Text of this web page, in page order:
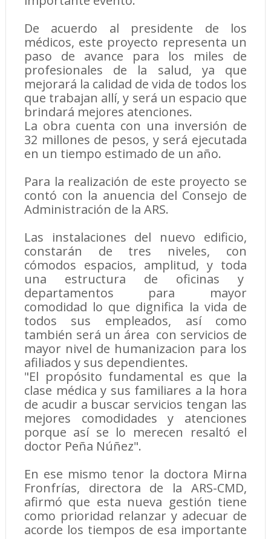
De acuerdo al presidente de los
médicos, este proyecto representa un
paso de avance para los miles de
profesionales de la salud, ya que
mejorará la calidad de vida de todos los
que trabajan allí, y será un espacio que
brindará mejores atenciones.
La obra cuenta con una inversión de
32 millones de pesos, y será ejecutada
en un tiempo estimado de un año.
Para la realización de este proyecto se
contó con la anuencia del Consejo de
Administración de la ARS.
Las instalaciones del nuevo edificio,
constarán de tres niveles, con
cómodos espacios, amplitud, y toda
una estructura de oficinas y
departamentos para mayor
comodidad lo que dignifica la vida de
todos sus empleados, así como
también será un área con servicios de
mayor nivel de humanizacion para los
afiliados y sus dependientes.
"El propósito fundamental es que la
clase médica y sus familiares a la hora
de acudir a buscar servicios tengan las
mejores comodidades y atenciones
porque así se lo merecen resaltó el
doctor Peña Núñez".
En ese mismo tenor la doctora Mirna
Fronfrías, directora de la ARS-CMD,
afirmó que esta nueva gestión tiene
como prioridad relanzar y adecuar de
acorde los tiempos de esa importante